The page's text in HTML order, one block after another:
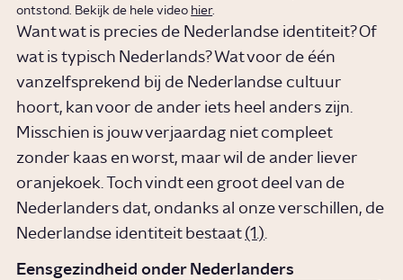
ontstond. Bekijk de hele video hier.
Want wat is precies de Nederlandse identiteit? Of
wat is typisch Nederlands? Wat voor de één
vanzelfsprekend bij de Nederlandse cultuur
hoort, kan voor de ander iets heel anders zijn.
Misschien is jouw verjaardag niet compleet
zonder kaas en worst, maar wil de ander liever
oranjekoek. Toch vindt een groot deel van de
Nederlanders dat, ondanks al onze verschillen, de
Nederlandse identiteit bestaat (1.)
Eensgezindheid onder Nederlanders